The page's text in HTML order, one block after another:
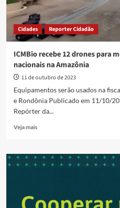
Cidades Reporter Cidadão
ICMBio recebe 12 drones para
nacionais na Amazônia
11 de outubro de 2023
Equipamentos serão usados na
e Rondônia Publicado em 11/10/
Repórter da...
Veja maisRead
ICMBio
recebe
monitorar